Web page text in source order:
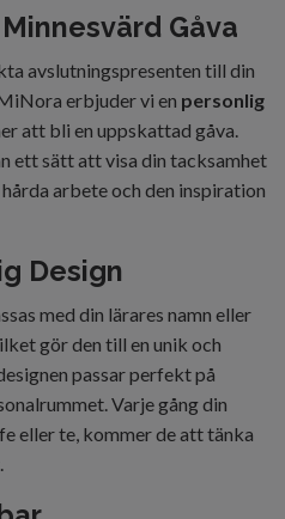
Gåva
avslutningspresenten till din
erbjuder vi en personlig
att bli en uppskattad gåva.
ett sätt att visa din tacksamhet
arbete och den inspiration
Design
med din lärares namn eller
gör den till en unik och
passar perfekt på
Varje gång din
eller te, kommer de att tänka